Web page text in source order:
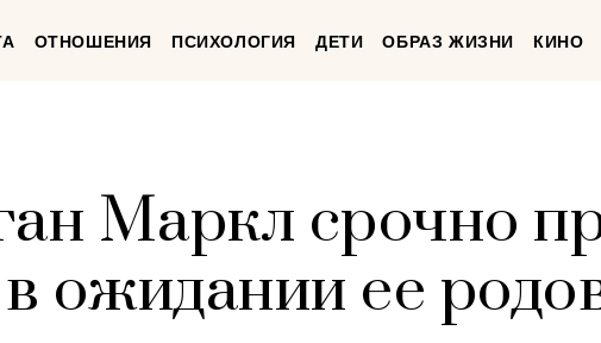
ОТНОШЕНИЯ ПСИХОЛОГИЯ ДЕТИ ОБРАЗ ЖИЗНИ КИНО
Маркл срочно
ожидании ее